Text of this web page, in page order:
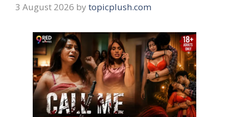
3 August 2026 by topicplush.com